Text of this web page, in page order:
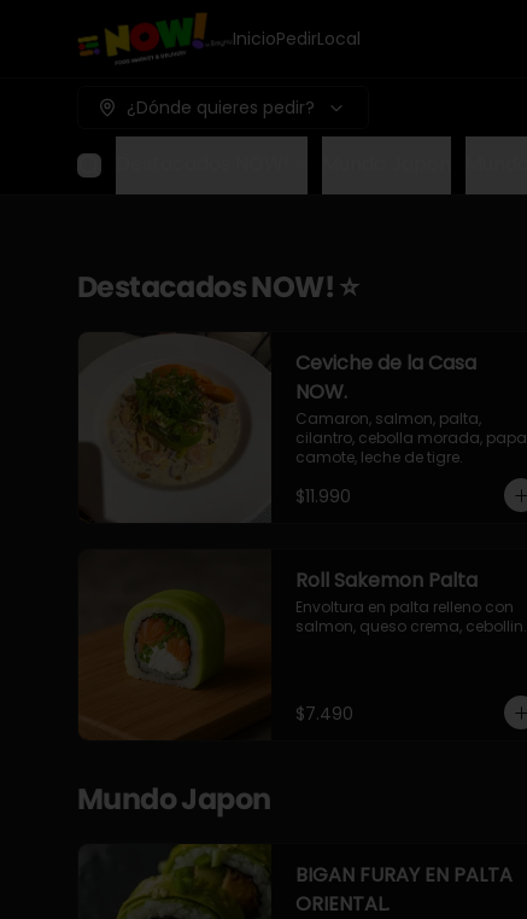
InicioPedirLocal
¿Dónde quieres pedir?
Destacados NOW! ⭐
Ceviche de la Casa
NOW.
Camaron, salmon, palta,
cilantro, cebolla morada, papa
camote, leche de tigre.
$11.990
Roll Sakemon Palta
Envoltura en palta relleno con
salmon, queso crema, cebollin.
$7.490
Mundo Japon
BIGAN FURAY EN PALTA
ORIENTAL.